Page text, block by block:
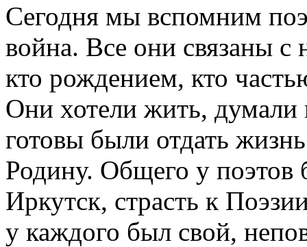
Сегодня мы вспомним
война. Все они связаны
кто рождением, кто
Они хотели жить, думали
готовы были отдать
Родину. Общего у поэтов
Иркутск, страсть к
у каждого был свой,